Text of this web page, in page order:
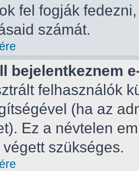
fel fogják
számát.
bejelentkeznem
felhasználók
(ha az
Ez a névtelen
szükséges.